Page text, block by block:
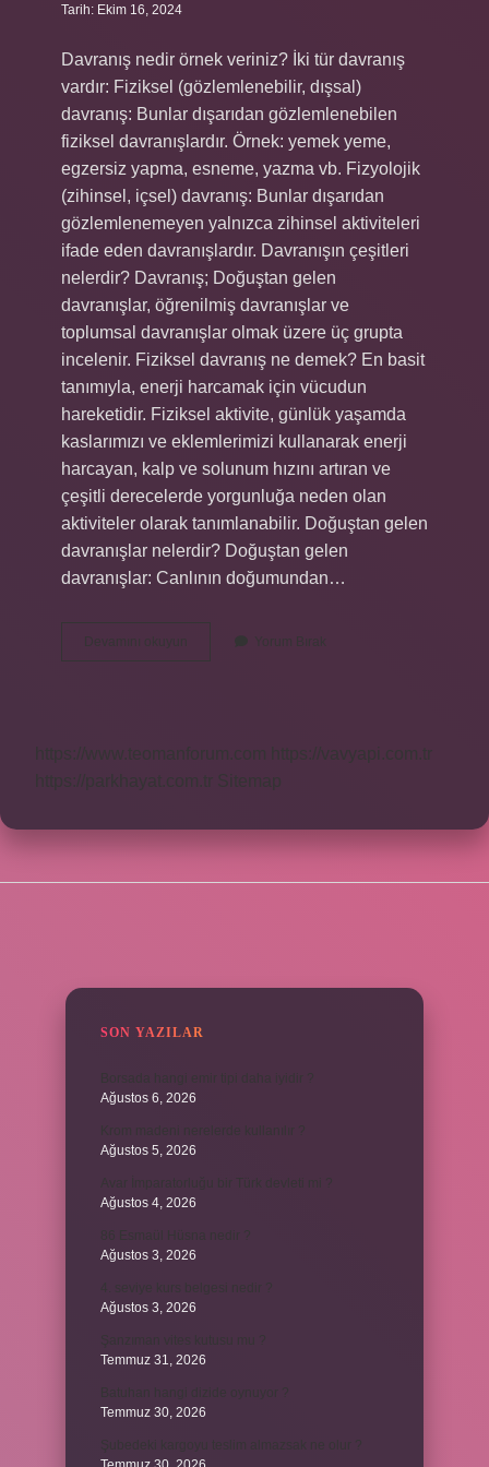
Tarih: Ekim 16, 2024
Davranış nedir örnek veriniz? İki tür davranış
vardır: Fiziksel (gözlemlenebilir, dışsal)
davranış: Bunlar dışarıdan gözlemlenebilen
fiziksel davranışlardır. Örnek: yemek yeme,
egzersiz yapma, esneme, yazma vb. Fizyolojik
(zihinsel, içsel) davranış: Bunlar dışarıdan
gözlemlenemeyen yalnızca zihinsel aktiviteleri
ifade eden davranışlardır. Davranışın çeşitleri
nelerdir? Davranış; Doğuştan gelen
davranışlar, öğrenilmiş davranışlar ve
toplumsal davranışlar olmak üzere üç grupta
incelenir. Fiziksel davranış ne demek? En basit
tanımıyla, enerji harcamak için vücudun
hareketidir. Fiziksel aktivite, günlük yaşamda
kaslarımızı ve eklemlerimizi kullanarak enerji
harcayan, kalp ve solunum hızını artıran ve
çeşitli derecelerde yorgunluğa neden olan
aktiviteler olarak tanımlanabilir. Doğuştan gelen
davranışlar nelerdir? Doğuştan gelen
davranışlar: Canlının doğumundan…
Yorum Bırak
https://www.teomanforum.com
https://vavyapi.com.tr
https://parkhayat.com.tr
Sitemap
SON YAZILAR
Ağustos 6, 2026
Ağustos 5, 2026
Ağustos 4, 2026
Ağustos 3, 2026
Ağustos 3, 2026
Temmuz 31, 2026
Temmuz 30, 2026